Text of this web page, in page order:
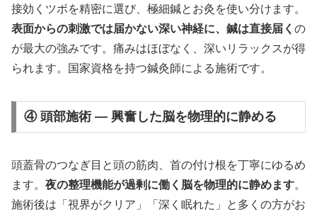
接効くツボを精密に選び、極細鍼とお灸を使い分けます。
表面からの刺激では届かない深い神経に、鍼は直接届く の
が最大の強みです。痛みはほぼなく、深いリラックスが得
られます。国家資格を持つ鍼灸師による施術です。
④ 頭部施術 — 興奮した脳を物理的に静める
頭蓋骨のつなぎ目と頭の筋肉、首の付け根を丁寧にゆるめ
ます。 夜の整理機能が過剰に働く脳を物理的に静めます。
施術後は「視界がクリア」「深く眠れた」と多くの方がお